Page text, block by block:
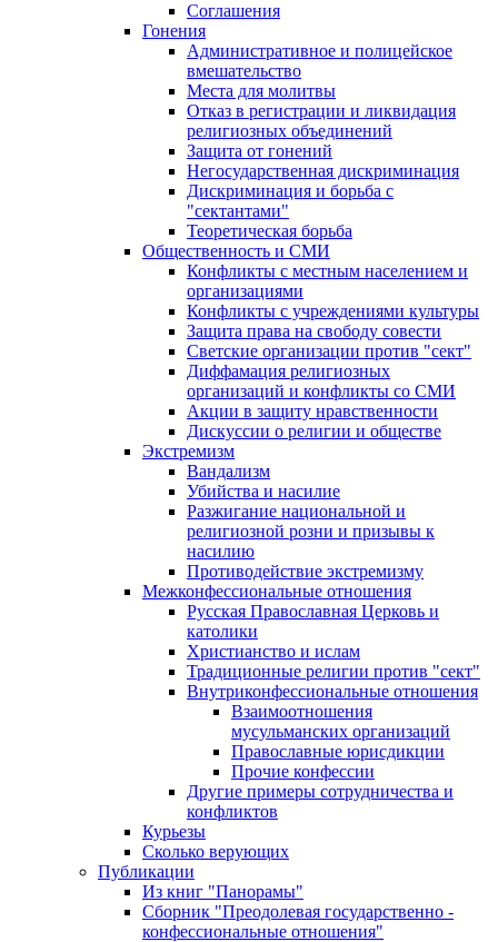
Соглашения
Гонения
Административное и полицейское
вмешательство
Места для молитвы
Отказ в регистрации и ликвидация
религиозных объединений
Защита от гонений
Негосударственная дискриминация
Дискриминация и борьба с
"сектантами"
Теоретическая борьба
Общественность и СМИ
Конфликты с местным населением и
организациями
Конфликты с учреждениями культуры
Защита права на свободу совести
Светские организации против "сект"
Диффамация религиозных
организаций и конфликты со СМИ
Акции в защиту нравственности
Дискуссии о религии и обществе
Экстремизм
Вандализм
Убийства и насилие
Разжигание национальной и
религиозной розни и призывы к
насилию
Противодействие экстремизму
Межконфессиональные отношения
Русская Православная Церковь и
католики
Христианство и ислам
Традиционные религии против "сект"
Внутриконфессиональные отношения
Взаимоотношения
мусульманских организаций
Православные юрисдикции
Прочие конфессии
Другие примеры сотрудничества и
конфликтов
Курьезы
Сколько верующих
Публикации
Из книг "Панорамы"
Сборник "Преодолевая государственно -
конфессиональные отношения"